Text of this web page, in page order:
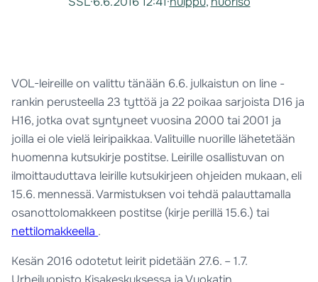
VOL-leireille on valittu tänään 6.6. julkaistun on line -
rankin perusteella 23 tyttöä ja 22 poikaa sarjoista D16 ja
H16, jotka ovat syntyneet vuosina 2000 tai 2001 ja
joilla ei ole vielä leiripaikkaa. Valituille nuorille lähetetään
huomenna kutsukirje postitse. Leirille osallistuvan on
ilmoittauduttava leirille kutsukirjeen ohjeiden mukaan, eli
15.6. mennessä. Varmistuksen voi tehdä palauttamalla
osanottolomakkeen postitse (kirje perillä 15.6.) tai
nettilomakkeella .
Kesän 2016 odotetut leirit pidetään 27.6. – 1.7.